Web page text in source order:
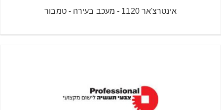
אינטרצ'אר 1120 - מעכב בעירה - טמבור